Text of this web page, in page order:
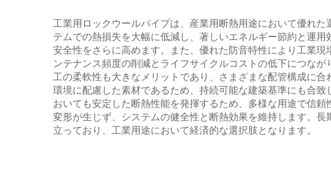
工業用ロックウールパイプは、産業用断熱用途において優れ
テムでの熱損失を大幅に低減し、著しいエネルギー節約と運
安全性をさらに高めます。また、優れた防音特性により工業
ンテナンス頻度の削減とライフサイクルコストの低下につな
工の柔軟性も大きなメリットであり、さまざまな配管構成に
環境に配慮した素材であるため、持続可能な建築基準にも合
おいても安定した断熱性能を発揮するため、多様な用途で信
変形が生じず、システムの健全性と断熱効果を維持します。
立っており、工業用途において経済的な選択肢となります。